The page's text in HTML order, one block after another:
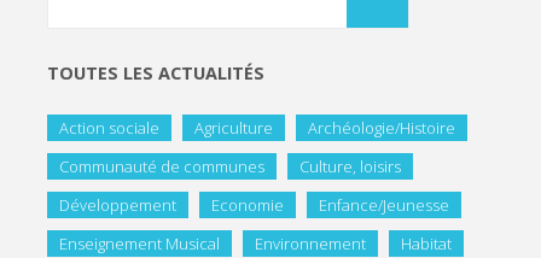
TOUTES LES ACTUALITÉS
Action sociale Agriculture
Archéologie/Histoire
Communauté de communes
Culture, loisirs
Développement
Economie
Enfance/Jeunesse
Enseignement Musical
Environnement
Habitat